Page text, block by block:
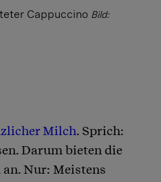
Cappuccino Bild:
Milch. Sprich:
Darum bieten die
Nur: Meistens